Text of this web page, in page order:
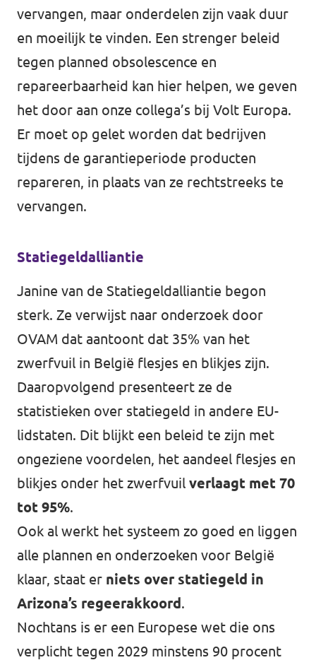
vervangen, maar onderdelen zijn vaak duur
en moeilijk te vinden. Een strenger beleid
tegen planned obsolescence en
repareerbaarheid kan hier helpen, we geven
het door aan onze collega’s bij Volt Europa.
Er moet op gelet worden dat bedrijven
tijdens de garantieperiode producten
repareren, in plaats van ze rechtstreeks te
vervangen.
Statiegeldalliantie
Janine van de Statiegeldalliantie begon
sterk. Ze verwijst naar onderzoek door
OVAM dat aantoont dat 35% van het
zwerfvuil in België flesjes en blikjes zijn.
Daaropvolgend presenteert ze de
statistieken over statiegeld in andere EU-
lidstaten. Dit blijkt een beleid te zijn met
ongeziene voordelen, het aandeel flesjes en
blikjes onder het zwerfvuil verlaagt met 70
tot 95%.
Ook al werkt het systeem zo goed en liggen
alle plannen en onderzoeken voor België
klaar, staat er niets over statiegeld in
Arizona’s regeerakkoord.
Nochtans is er een Europese wet die ons
verplicht tegen 2029 minstens 90 procent